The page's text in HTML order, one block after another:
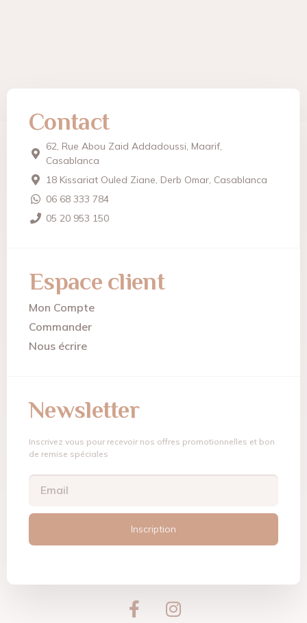
Contact
62, Rue Abou Zaid Addadoussi, Maarif,
Casablanca
18 Kissariat Ouled Ziane, Derb Omar, Casablanca
06 68 333 784
05 20 953 150
Espace client
Mon Compte
Commander
Nous écrire
Newsletter
Inscrivez vous pour recevoir nos offres promotionnelles et bon
de remise spéciales
Inscription